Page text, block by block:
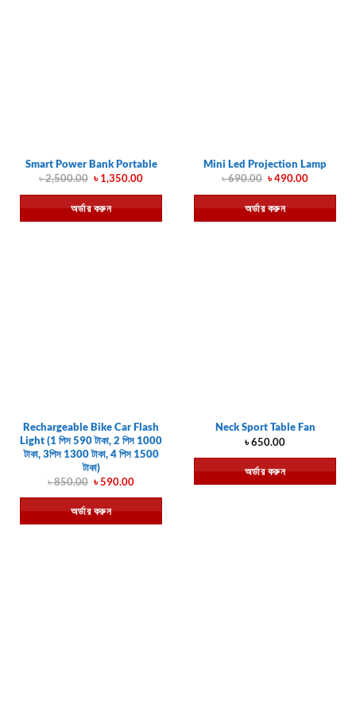
Smart Power Bank Portable
৳2,500.00 Original
price
was:
৳ 2,500.00.
৳1,350.00Current
is:
৳ 1,350.00.
অর্ডার করুন
Mini Led Projection Lamp
৳690.00 Original
was:
৳ 690.00.
৳490.00Current
is:
৳ 490.00.
অর্ডার করুন
Rechargeable Bike Car Flash
Light (1 পিস 590 টাকা, 2 পিস 1000
টাকা, 3পিস 1300 টাকা, 4 পিস 1500
টাকা)
৳850.00 Original
was:
৳ 850.00.
৳590.00Current
is:
৳ 590.00.
অর্ডার করুন
Neck Sport Table Fan
৳650.00
অর্ডার করুন